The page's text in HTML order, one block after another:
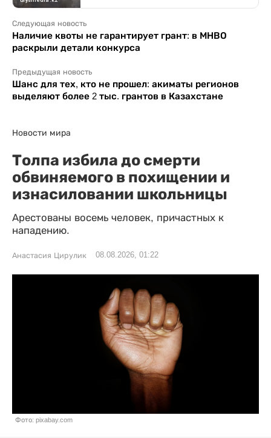
Следующая новость
Наличие квоты не гарантирует грант: в МНВО
раскрыли детали конкурса
Предыдущая новость
Шанс для тех, кто не прошел: акиматы регионов
выделяют более 2 тыс. грантов в Казахстане
Новости мира
Толпа избила до смерти
обвиняемого в похищении и
изнасиловании школьницы
Арестованы восемь человек, причастных к
нападению.
Анастасия Цирулик 08.08.2026, 01:22
Фото: pixabay.com